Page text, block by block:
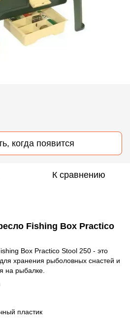
когда появится
К сравнению
Fishing Box Practico
Box Practico Stool 250 - это
хранения рыболовных снастей и
на рыбалке.
пластик